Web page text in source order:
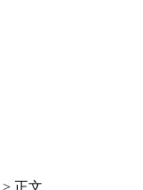
> 正文